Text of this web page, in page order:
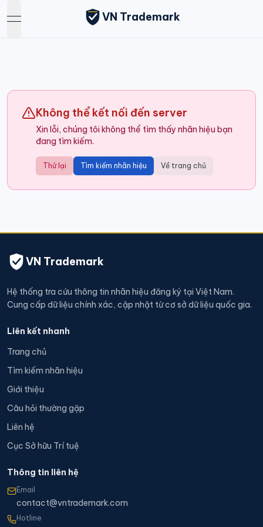
open navigation menu
VN Trademark
Không thể kết nối đến server
Xin lỗi, chúng tôi không thể tìm thấy nhãn hiệu bạn
đang tìm kiếm.
Thử lại Tìm kiếm nhãn hiệu Về trang chủ
VN Trademark
Hệ thống tra cứu thông tin nhãn hiệu đăng ký tại Việt Nam.
Cung cấp dữ liệu chính xác, cập nhật từ cơ sở dữ liệu quốc gia.
Liên kết nhanh
Trang chủ
Tìm kiếm nhãn hiệu
Giới thiệu
Câu hỏi thường gặp
Liên hệ
Cục Sở hữu Trí tuệ
Thông tin liên hệ
Email
contact@vntrademark.com
Hotline